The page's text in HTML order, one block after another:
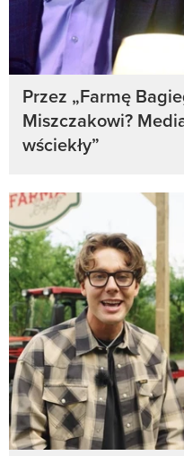
Przez „Farmę
Miszczakowi?
wściekły”